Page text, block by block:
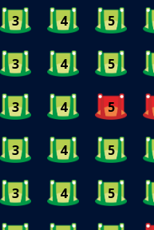
3 4 5
3 4 5
3 4 5
3 4 5
3 4 5